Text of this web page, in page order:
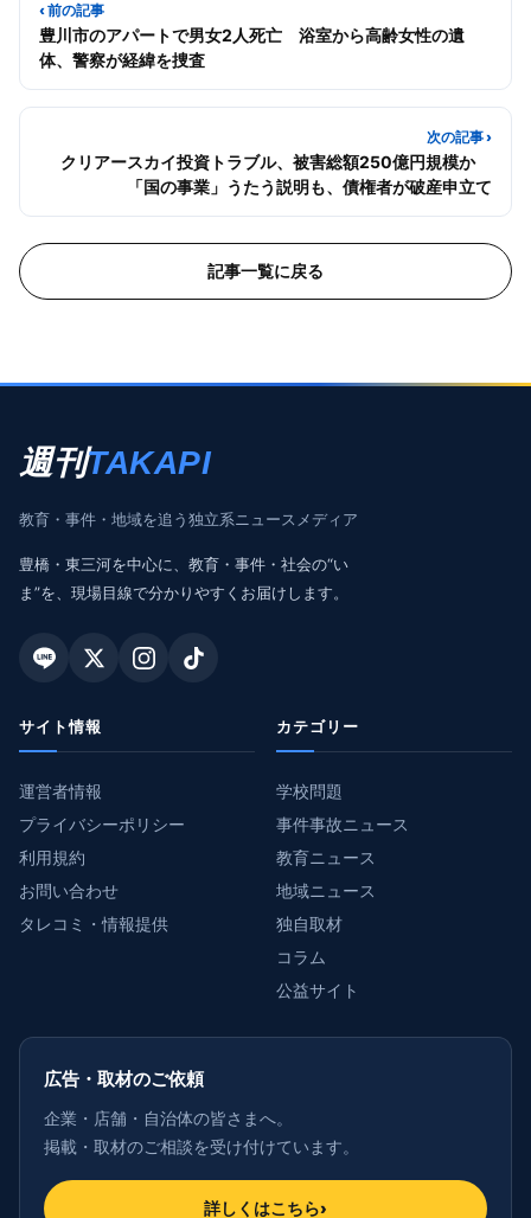
‹ 前の記事
豊川市のアパートで男女2人死亡 浴室から高齢女性の遺
体、警察が経緯を捜査
次の記事 ›
クリアースカイ投資トラブル、被害総額250億円規模か
「国の事業」うたう説明も、債権者が破産申立て
記事一覧に戻る
週刊TAKAPI
教育・事件・地域を追う独立系ニュースメディア
豊橋・東三河を中心に、教育・事件・社会の“い
ま”を、現場目線で分かりやすくお届けします。
サイト情報
運営者情報
プライバシーポリシー
利用規約
お問い合わせ
タレコミ・情報提供
カテゴリー
学校問題
事件事故ニュース
教育ニュース
地域ニュース
独自取材
コラム
公益サイト
広告・取材のご依頼
企業・店舗・自治体の皆さまへ。
掲載・取材のご相談を受け付けています。
詳しくはこちら›